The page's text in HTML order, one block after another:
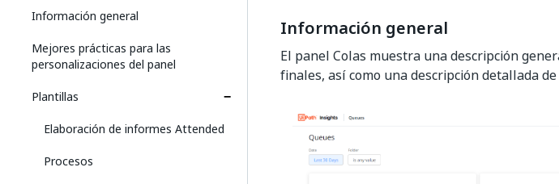
Información general
Mejores prácticas para las
personalizaciones del panel
Plantillas
Elaboración de informes Attended
Procesos
Información general
El panel Colas muestra una descripción
finales, así como una descripción detallada de